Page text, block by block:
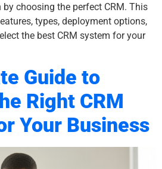
choosing the perfect CRM. This
types, deployment options,
the best CRM system for your
Guide to
Right CRM
Your Business